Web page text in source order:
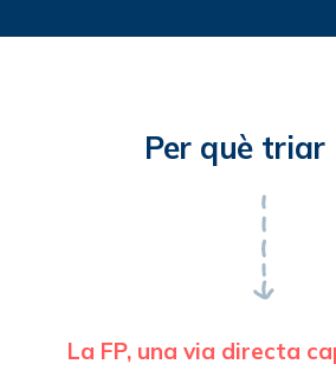
Per què triar
La FP, una via directa